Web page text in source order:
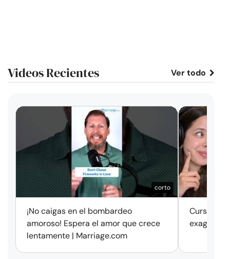
Videos Recientes Ver todo
corto
¡No caigas en el bombardeo
amoroso! Espera el amor que crece
lentamente | Marriage.com
Cursos